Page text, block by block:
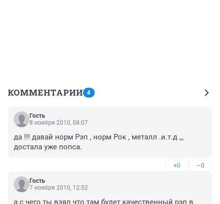
КОММЕНТАРИИ 4
Гость
8 ноября 2010, 08:07
да !!! давай норм Рэп , норм Рок , металл .и.т.д ,,,
достала уже попса.
+0 –0
Гость
7 ноября 2010, 12:52
а с чего ты взял что там будет качественный рэп в